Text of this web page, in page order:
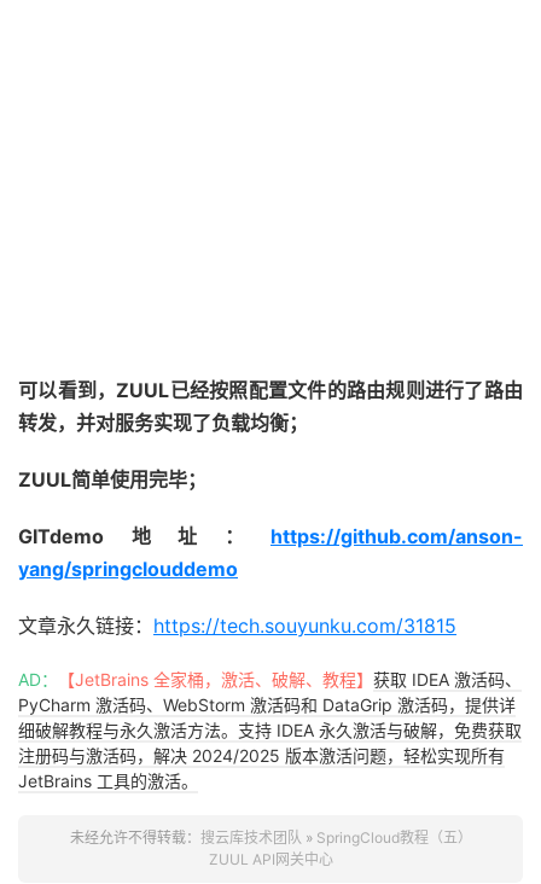
可以看到，ZUUL已经按照配置文件的路由规则进行了路由
转发，并对服务实现了负载均衡；
ZUUL简单使用完毕；
GITdemo地址：
yang/springclouddemo
文章永久链接：
PyCharm 激活码、WebStorm 激活码和 DataGrip 激活码，提供详
细破解教程与永久激活方法。支持 IDEA 永久激活与破解，免费获取
注册码与激活码，解决 2024/2025 版本激活问题，轻松实现所有
JetBrains 工具的激活。
ZUUL API网关中心